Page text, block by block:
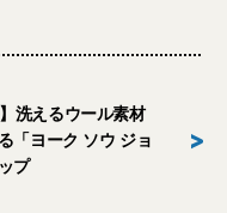
洗えるウール素材
「ヨーク ソウ ジョ
プ
>